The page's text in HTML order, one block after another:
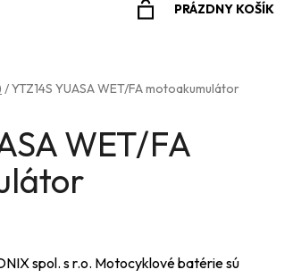
PRÁZDNY KOŠÍK
/YTZ14S YUASA WET/FA motoakumulátor
WET/FA
spol. s r.o. Motocyklové batérie sú